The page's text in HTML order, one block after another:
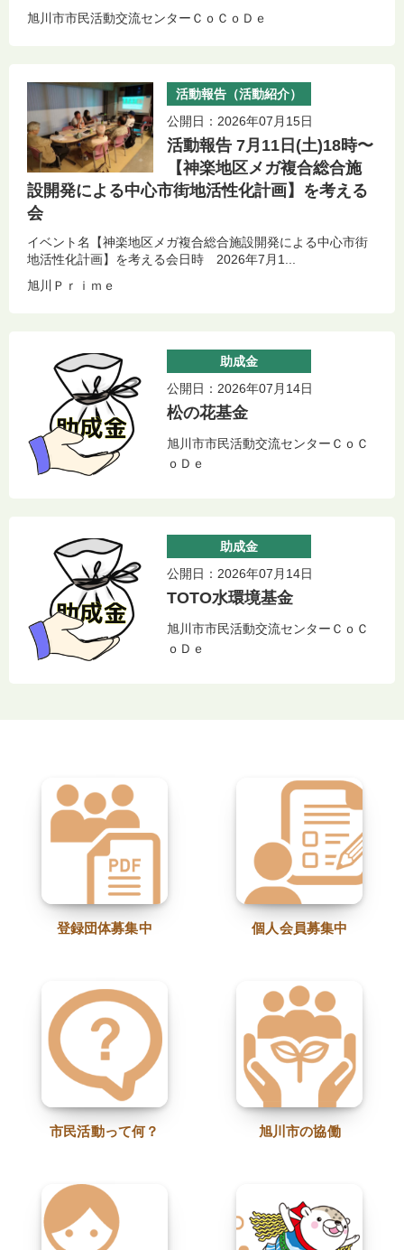
旭川市市民活動交流センターＣｏＣｏＤｅ
活動報告（活動紹介）
公開日：2026年07月15日
活動報告 7月11日(土)18時〜
【神楽地区メガ複合総合施
設開発による中心市街地活性化計画】を考える
会
イベント名【神楽地区メガ複合総合施設開発による中心市街
地活性化計画】を考える会日時 2026年7月1...
旭川Ｐｒｉｍｅ
助成金
公開日：2026年07月14日
松の花基金
旭川市市民活動交流センターＣｏＣ
ｏＤｅ
助成金
公開日：2026年07月14日
TOTO水環境基金
旭川市市民活動交流センターＣｏＣ
ｏＤｅ
登録団体募集中 個人会員募集中
市民活動って何？ 旭川市の協働